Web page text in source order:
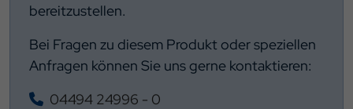
bereitzustellen.
Bei Fragen zu diesem Produkt oder speziellen
Anfragen können Sie uns gerne kontaktieren:
04494 24996 - 0